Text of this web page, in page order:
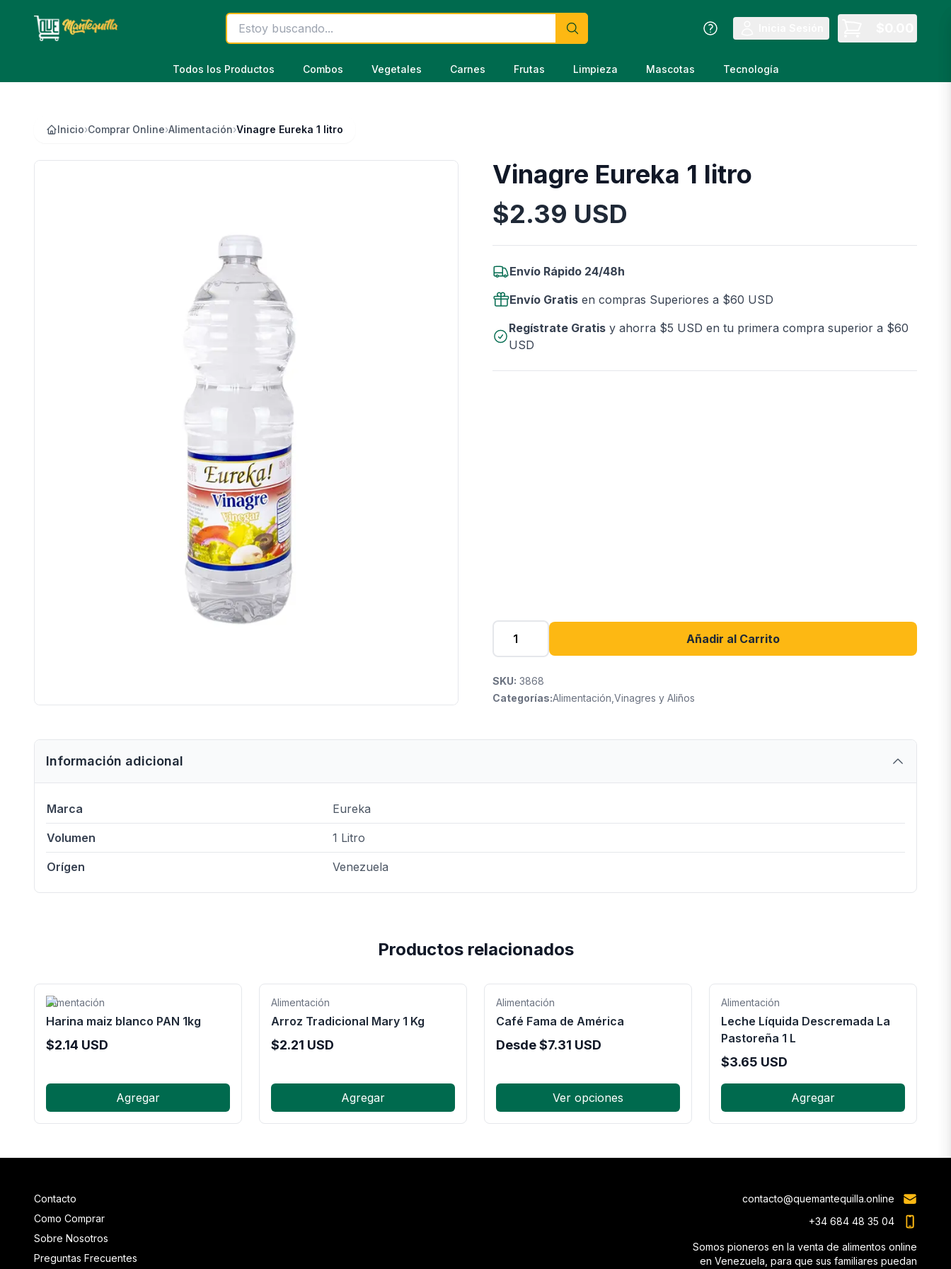
Todos los Productos Combos Vegetales Carnes Frutas Limpieza Mascotas Tecnología
Inicio›Comprar Online›Alimentación›Vinagre Eureka 1 litro
Vinagre Eureka 1 litro
Información del Producto
$2.39 USD
Envío Rápido 24/48h
Envío Gratis en compras Superiores a $60 USD
Regístrate Gratisy ahorra $5 USD en tu primera compra superior a $60
USD
Añadir al Carrito
SKU: 3868
Categorías:Alimentación Vinagres y Aliños
Información adicional
Marca Eureka
Volumen 1 Litro
Orígen Venezuela
Productos relacionados
Alimentación
Harina maiz blanco PAN 1kg
$2.14 USD
Agregar
Alimentación
Arroz Tradicional Mary 1 Kg
$2.21 USD
Agregar
Alimentación
Café Fama de América
Desde$7.31 USD
Ver opciones
Alimentación
Leche Líquida Descremada La
Pastoreña 1 L
$3.65 USD
Agregar
Contacto
Como Comprar
Sobre Nosotros
Preguntas Frecuentes
contacto@quemantequilla.online
+34 684 48 35 04
Somos pioneros en la venta de alimentos online
en Venezuela, para que sus familiares puedan